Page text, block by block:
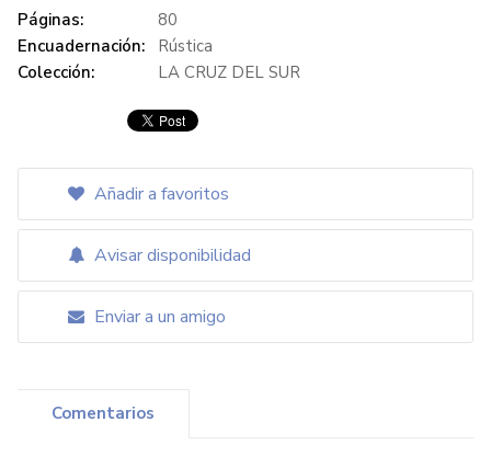
Páginas:
80
Encuadernación:
Rústica
Colección:
LA CRUZ DEL SUR
Añadir a favoritos
Avisar disponibilidad
Enviar a un amigo
Comentarios